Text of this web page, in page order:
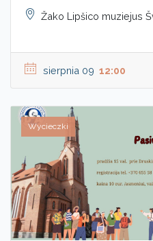
Žako Lipšico muziejus
sierpnia 09 12:00
Wycieczki